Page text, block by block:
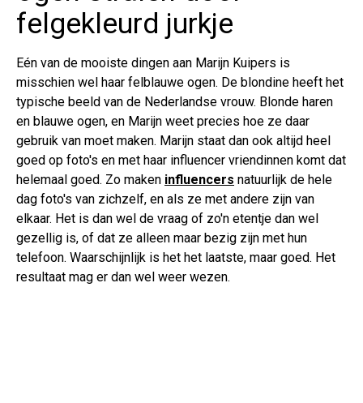
felgekleurd jurkje
Eén van de mooiste dingen aan Marijn Kuipers is
misschien wel haar felblauwe ogen. De blondine heeft het
typische beeld van de Nederlandse vrouw. Blonde haren
en blauwe ogen, en Marijn weet precies hoe ze daar
gebruik van moet maken. Marijn staat dan ook altijd heel
goed op foto's en met haar influencer vriendinnen komt dat
helemaal goed. Zo maken influencers natuurlijk de hele
dag foto's van zichzelf, en als ze met andere zijn van
elkaar. Het is dan wel de vraag of zo'n etentje dan wel
gezellig is, of dat ze alleen maar bezig zijn met hun
telefoon. Waarschijnlijk is het het laatste, maar goed. Het
resultaat mag er dan wel weer wezen.